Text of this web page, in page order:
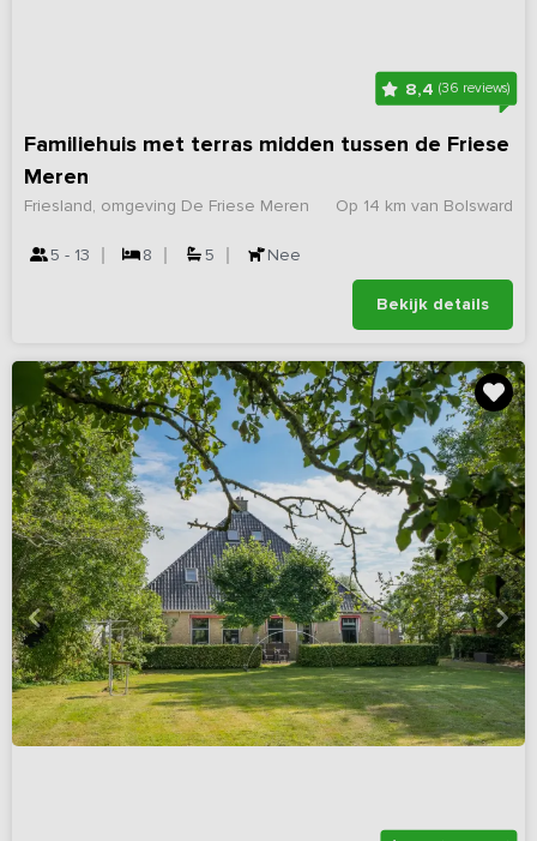
8,4 (36 reviews)
Familiehuis met terras midden tussen de Friese
Meren
Op 14 km van Bolsward
Friesland, omgeving De Friese Meren
5 - 13 8 5 Nee
Bekijk details